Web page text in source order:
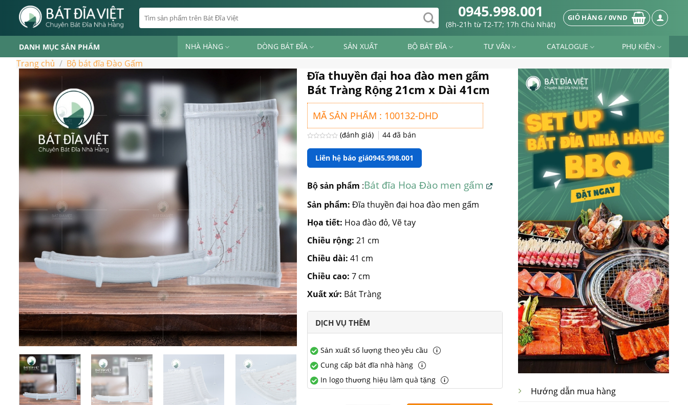
content
Tìm
kiếm:
0945.998.001
(8h-21h từ T2-T7; 17h Chủ Nhật)
GIỎ HÀNG /0VND
DANH MỤC SẢN PHẨM NHÀ HÀNG DÒNG BÁT ĐĨA SẢN XUẤT BỘ BÁT ĐĨA TƯ VẤN CATALOGUE PHỤ KIỆN
Trang chủ / Bộ bát đĩa Đào Gấm
Đĩa thuyền đại hoa đào men gấm
Bát Tràng Rộng 21cm x Dài 41cm
MÃ SẢN PHẨM : 100132-DHD
xếp
hạng
5
(đánh giá) 44 đã bán
Liên hệ báo giá0945.998.001
Bộ sản phẩm :Bát đĩa Hoa Đào men gấm
Sản phẩm: Đĩa thuyền đại hoa đào men gấm
Họa tiết: Hoa đào đỏ, Vẽ tay
Chiều rộng: 21 cm
Chiều dài: 41 cm
Chiều cao: 7 cm
Xuất xứ: Bát Tràng
DỊCH VỤ THÊM
Sản xuất số lượng theo yêu cầu
Cung cấp bát đĩa nhà hàng
In logo thương hiệu làm quà tặng
Hướng dẫn mua hàng